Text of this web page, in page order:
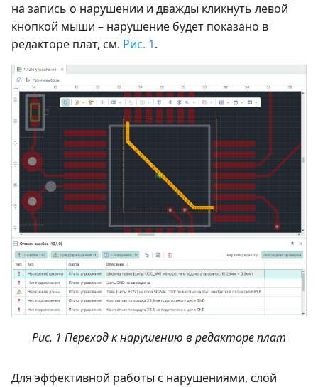
на запись о нарушении и дважды кликнуть левой
кнопкой мыши – нарушение будет показано в
редакторе плат, см. Рис. 1.
Рис. 1 Переход к нарушению в редакторе плат
Для эффективной работы с нарушениями, слой